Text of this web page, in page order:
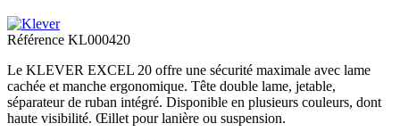
Référence KL000420
Le KLEVER EXCEL 20 offre une sécurité maximale avec lame
cachée et manche ergonomique. Tête double lame, jetable,
séparateur de ruban intégré. Disponible en plusieurs couleurs, dont
haute visibilité. Œillet pour lanière ou suspension.